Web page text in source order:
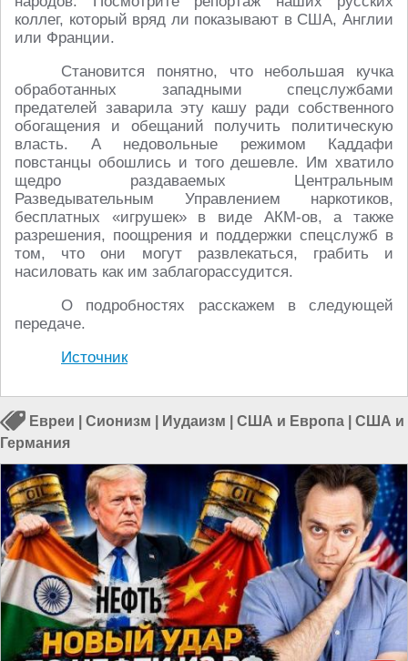
коллег, который вряд ли показывают в США, Англии
или Франции.
Становится понятно, что небольшая кучка
обработанных западными спецслужбами
предателей заварила эту кашу ради собственного
обогащения и обещаний получить политическую
власть. А недовольные режимом Каддафи
повстанцы обошлись и того дешевле. Им хватило
щедро раздаваемых Центральным
Разведывательным Управлением наркотиков,
бесплатных «игрушек» в виде АКМ-ов, а также
разрешения, поощрения и поддержки спецслужб в
том, что они могут развлекаться, грабить и
насиловать как им заблагорассудится.
О подробностях расскажем в следующей
передаче.
Источник
Евреи Сионизм Иудаизм США и Европа
США и
Германия